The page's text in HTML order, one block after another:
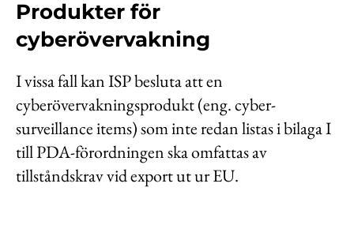
Om ISP
Lediga jobb
Kundwebben
In English
Produkter för
cyberövervakning
I vissa fall kan ISP besluta att en
cyberövervakningsprodukt (eng. cyber-
surveillance items) som inte redan listas i bilaga I
till PDA-förordningen ska omfattas av
tillståndskrav vid export ut ur EU.